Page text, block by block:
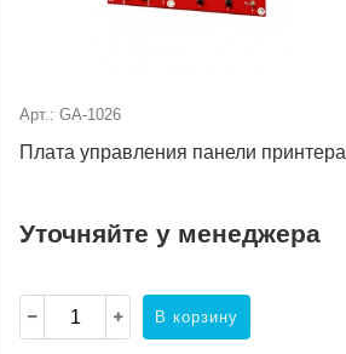
Арт.: GA-1026
Плата управления панели принтера
Уточняйте у менеджера
В корзину